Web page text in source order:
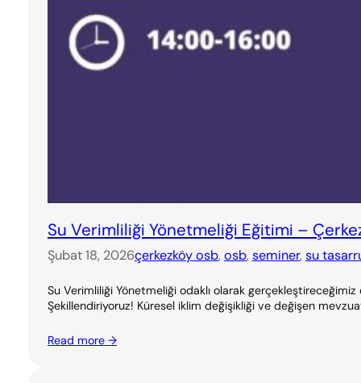
Su Verimliliği Yönetmeliği Eğitimi –
Şubat 18, 2026çerkezköy osb, osb, seminer, su
Su Verimliliği Yönetmeliği odaklı olarak
Şekillendiriyoruz! Küresel iklim değişikliği ve değişen
Read more →